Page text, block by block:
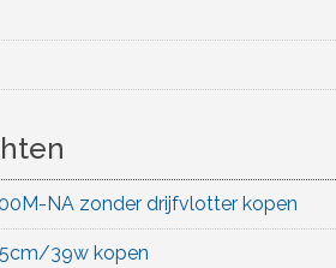
NA zonder drijfvlotter kopen
39w kopen